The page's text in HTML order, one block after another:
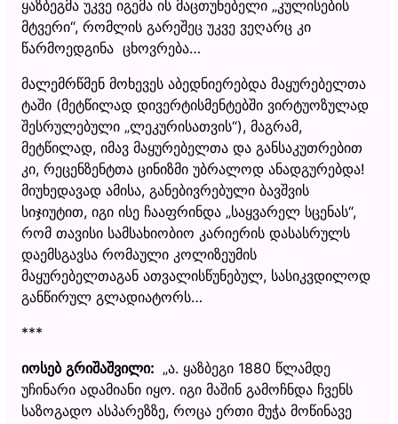
ყაზბეგმა უკვე იგემა ის მაცთუნებელი „კულისების
მტვერი“, რომლის გარეშეც უკვე ვეღარც კი
წარმოედგინა ცხოვრება…
მალემრწმენ მოხევეს აბედნიერებდა მაყურებელთა
ტაში (მეტწილად დივერტისმენტებში ვირტუოზულად
შესრულებული „ლეკურისათვის“), მაგრამ,
მეტწილად, იმავ მაყურებელთა და განსაკუთრებით
კი, რეცენზენტთა ცინიზმი უბრალოდ ანადგურებდა!
მიუხედავად ამისა, განებივრებული ბავშვის
სიჯიუტით, იგი ისე ჩააფრინდა „საყვარელ სცენას“,
რომ თავისი სამსახიობიო კარიერის დასასრულს
დაემსგავსა რომაული კოლიზეუმის
მაყურებელთაგან ათვალისწუნებულ, სასიკვდილოდ
განწირულ გლადიატორს…
***
იოსებ გრიშაშვილი: „ა. ყაზბეგი 1880 წლამდე
უჩინარი ადამიანი იყო. იგი მაშინ გამოჩნდა ჩვენს
საზოგადო ასპარეზზე, როცა ერთი მუჭა მოწინავე